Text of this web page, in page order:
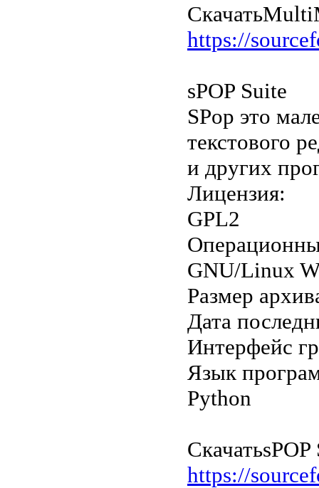
Скачать
https://
sPOP Suite
SPop это
текстового
и других
Лицензия:
GPL2
GNU/Linux
Размер
Дата
Интерфейс
Язык
Python
Скачать
https://